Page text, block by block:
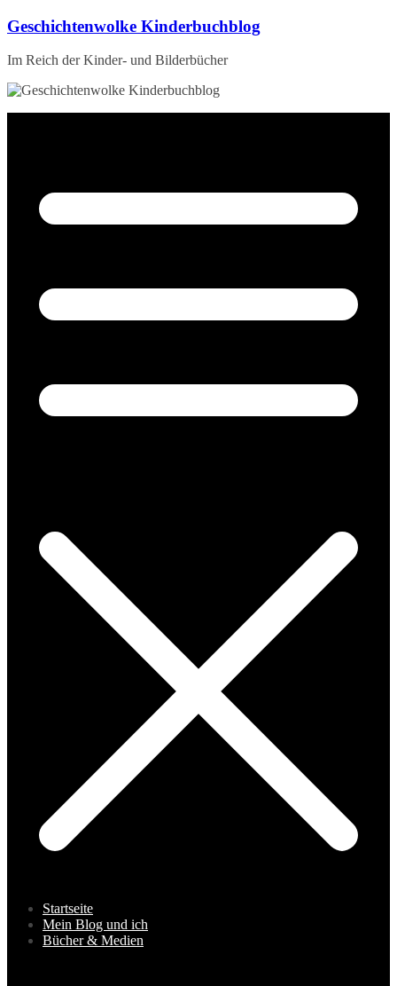
Zum
springen
Geschichtenwolke Kinderbuchblog
Im Reich der Kinder- und Bilderbücher
Startseite
Mein Blog und ich
Bücher & Medien